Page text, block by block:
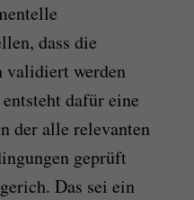
dass die
validiert werden
dafür eine
der alle relevanten
geprüft
Das sei ein